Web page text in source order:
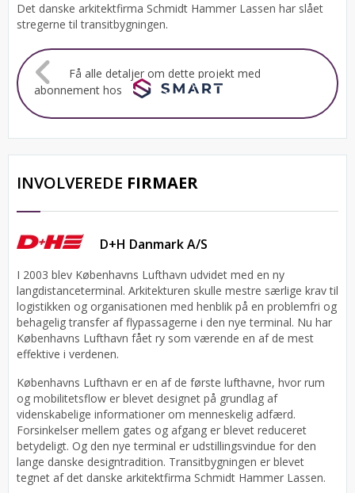
Det danske arkitektfirma Schmidt Hammer Lassen har slået
stregerne til transitbygningen.
Få alle detaljer om dette projekt med
abonnement hos
INVOLVEREDE FIRMAER
D+H Danmark A/S
I 2003 blev Københavns Lufthavn udvidet med en ny
langdistanceterminal. Arkitekturen skulle mestre særlige krav til
logistikken og organisationen med henblik på en problemfri og
behagelig transfer af flypassagerne i den nye terminal. Nu har
Københavns Lufthavn fået ry som værende en af de mest
effektive i verdenen.
Københavns Lufthavn er en af de første lufthavne, hvor rum
og mobilitetsflow er blevet designet på grundlag af
videnskabelige informationer om menneskelig adfærd.
Forsinkelser mellem gates og afgang er blevet reduceret
betydeligt. Og den nye terminal er udstillingsvindue for den
lange danske designtradition. Transitbygningen er blevet
tegnet af det danske arkitektfirma Schmidt Hammer Lassen.